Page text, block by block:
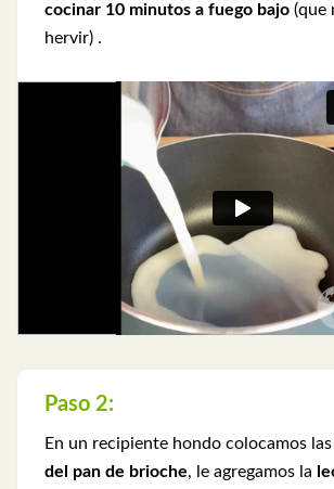
cocinar 10 minutos a fuego bajo (que
hervir) .
Paso 2:
En un recipiente hondo colocamos las
del pan de brioche, le agregamos la